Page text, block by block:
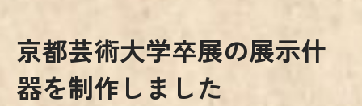
京都芸術大学卒展の展示什
器を制作しました